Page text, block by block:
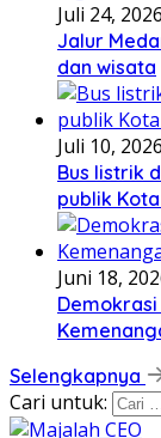
Juli 24, 2026
Jalur
dan wisata
Juli 10, 2026
Bus listrik
publik
Juni 18,
Demokrasi
Selengkapnya
Cari untuk: